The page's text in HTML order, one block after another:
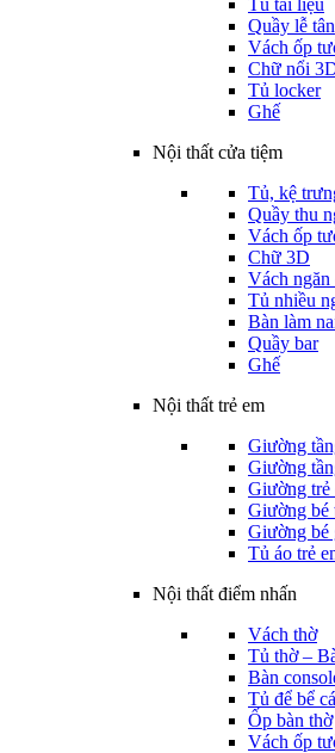
Tủ tài liệu
Quầy lễ tân
Vách ốp
Chữ nổi
Tủ locker
Ghế
Nội thất cửa tiệm
Tủ, kệ
Quầy thu
Vách ốp
Chữ 3D
Vách ngăn
Tủ nhiều
Bàn làm
Quầy bar
Ghế
Nội thất trẻ em
Giường
Giường
Giường trẻ
Giường bé
Giường bé
Tủ áo trẻ
Nội thất điểm nhấn
Vách thờ
Tủ thờ –
Bàn
Tủ để bể cá
Ốp bàn thờ
Vách ốp